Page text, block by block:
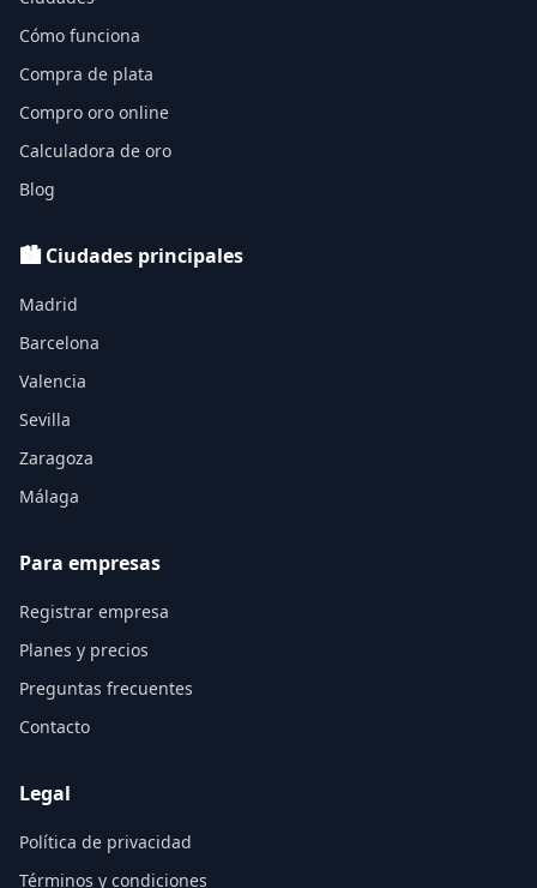
Cómo funciona
Compra de plata
Compro oro online
Calculadora de oro
Blog
🏙️ Ciudades principales
Madrid
Barcelona
Valencia
Sevilla
Zaragoza
Málaga
Para empresas
Registrar empresa
Planes y precios
Preguntas frecuentes
Contacto
Legal
Política de privacidad
Términos y condiciones